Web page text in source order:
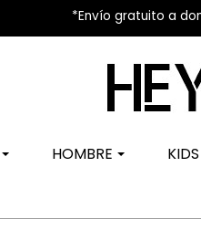
*Envío gratuito a
HOMBRE